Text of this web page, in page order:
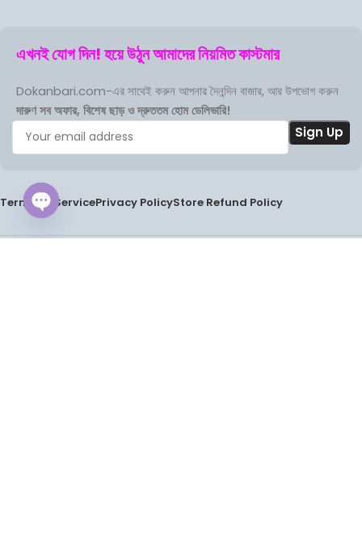
এখনই যোগ দিন! হয়ে উঠুন আমাদের নিয়মিত কাস্টমার
Dokanbari.com-এর সাথেই করুন আপনার দৈনন্দিন বাজার, আর উপভোগ করুন
দারুণ সব অফার, বিশেষ ছাড় ও দ্রুততম হোম ডেলিভারি!
Terms Of ServicePrivacy PolicyStore Refund Policy